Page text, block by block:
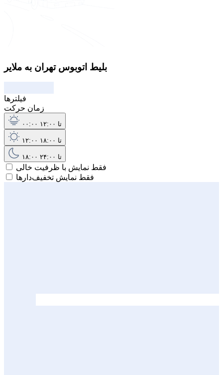
بلیط اتوبوس تهران به ملایر
فیلترها
زمان حرکت
۰۰:۰۰ تا ۱۲:۰۰
۱۲:۰۰ تا ۱۸:۰۰
۱۸:۰۰ تا ۲۴:۰۰
فقط نمایش با ظرفیت خالی
فقط نمایش تخفیف‌دارها